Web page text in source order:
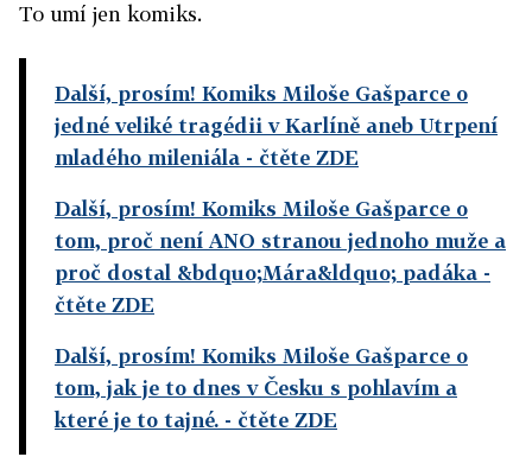
To umí jen komiks.
Další, prosím! Komiks Miloše Gašparce o
jedné veliké tragédii v Karlíně aneb Utrpení
mladého mileniála - čtěte ZDE
Další, prosím! Komiks Miloše Gašparce o
tom, proč není ANO stranou jednoho muže a
proč dostal &bdquo;Mára&ldquo; padáka -
čtěte ZDE
Další, prosím! Komiks Miloše Gašparce o
tom, jak je to dnes v Česku s pohlavím a
které je to tajné. - čtěte ZDE